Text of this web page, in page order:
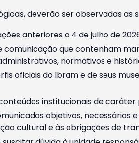
deverão ser observadas as
anteriores a 4 de julho de
que contenham
normativos e
oficiais do Ibram e de seus
institucionais de caráter
objetivos,
cultural e às obrigações de